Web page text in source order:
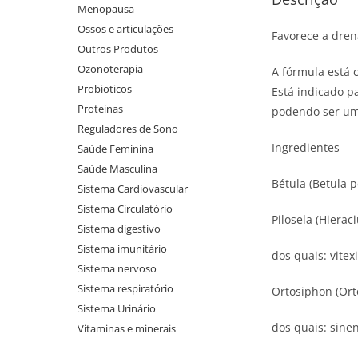
Favorece a
A fórmula está
Está indicado
podendo ser
Ingredientes
Bétula (Betula
Pilosela
dos quais:
Ortosiphon
dos quais:
Menopausa
Ossos e articulações
Outros Produtos
Ozonoterapia
Probioticos
Proteinas
Reguladores de Sono
Saúde Feminina
Saúde Masculina
Sistema Cardiovascular
Sistema Circulatório
Sistema digestivo
Sistema imunitário
Sistema nervoso
Sistema respiratório
Sistema Urinário
Vitaminas e minerais